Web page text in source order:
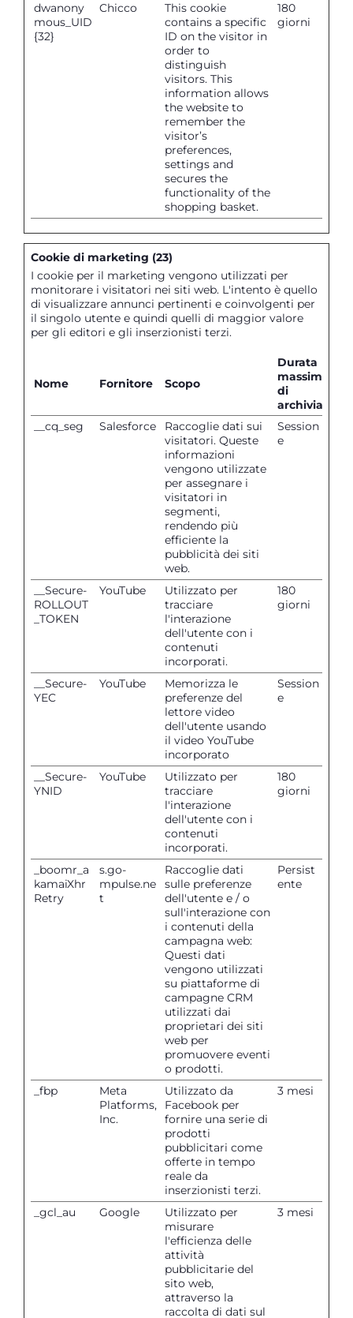
dwanony
mous_UID
{32}
Chicco
This cookie
contains a specific
ID on the visitor in
order to
distinguish
visitors. This
information allows
the website to
remember the
visitor’s
preferences,
settings and
secures the
functionality of the
shopping basket.
180
giorni
Cookie di marketing (23)
I cookie per il marketing vengono utilizzati per
monitorare i visitatori nei siti web. L'intento è quello
di visualizzare annunci pertinenti e coinvolgenti per
il singolo utente e quindi quelli di maggior valore
per gli editori e gli inserzionisti terzi.
Nome Fornitore Scopo
Durata
massima
di
__cq_seg
Salesforce
Raccoglie dati sui
visitatori. Queste
informazioni
vengono utilizzate
per assegnare i
visitatori in
segmenti,
rendendo più
efficiente la
pubblicità dei siti
web.
Session
e
__Secure-
ROLLOUT
_TOKEN
YouTube
Utilizzato per
tracciare
l'interazione
dell'utente con i
contenuti
incorporati.
180
giorni
__Secure-
YEC
YouTube
Memorizza le
preferenze del
lettore video
dell'utente usando
il video YouTube
incorporato
Session
e
__Secure-
YNID
YouTube
Utilizzato per
tracciare
l'interazione
dell'utente con i
contenuti
incorporati.
180
giorni
_boomr_a
kamaiXhr
Retry
s.go-
mpulse.ne
t
Raccoglie dati
sulle preferenze
dell'utente e / o
sull'interazione con
i contenuti della
campagna web:
Questi dati
vengono utilizzati
su piattaforme di
campagne CRM
utilizzati dai
proprietari dei siti
web per
promuovere eventi
o prodotti.
Persist
ente
_fbp
Meta
Platforms,
Inc.
Utilizzato da
Facebook per
fornire una serie di
prodotti
pubblicitari come
offerte in tempo
reale da
inserzionisti terzi.
3 mesi
_gcl_au Google
Utilizzato per
misurare
l'efficienza delle
attività
pubblicitarie del
sito web,
attraverso la
raccolta di dati sul
3 mesi